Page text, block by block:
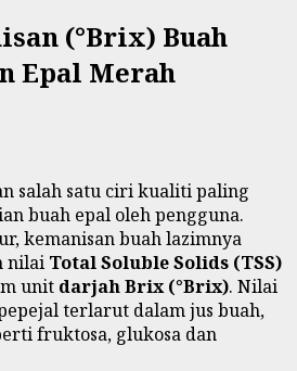
(°Brix) Buah
Epal Merah
salah satu ciri kualiti paling
buah epal oleh pengguna.
kemanisan buah lazimnya
nilai Total Soluble Solids (TSS)
unit darjah Brix (°Brix). Nilai
terlarut dalam jus buah,
fruktosa, glukosa dan